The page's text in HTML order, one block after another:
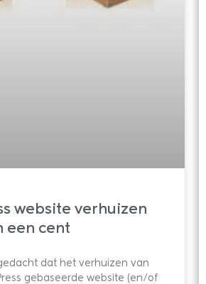
website verhuizen
een cent
dat het verhuizen van
gebaseerde website (en/of